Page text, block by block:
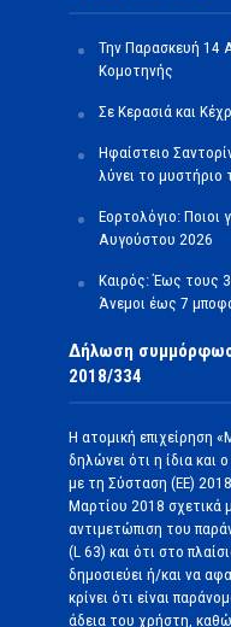
Την Παρασκευή 14
Κομοτηνής
Σε Κερασιά και
Ηφαίστειο
λύνει το μυστήριο
Εορτολόγιο: Ποιοι
Αυγούστου 2026
Καιρός: Έως τους
Άνεμοι έως 7
Δήλωση
2018/334
Η ατομική
δηλώνει ότι η ίδια
με τη Σύσταση (ΕΕ)
Μαρτίου 2018 σχετικά
αντιμετώπιση του
(L 63) και ότι στο
δημοσιεύει ή/και να
κρίνει ότι είναι
άδεια του χρήστη,